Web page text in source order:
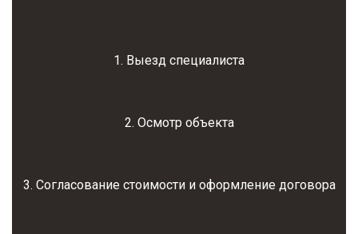
1. Выезд специалиста
2. Осмотр объекта
3. Согласование стоимости и оформление договора